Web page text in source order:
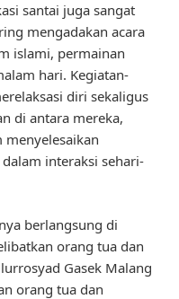
santai juga sangat
mengadakan acara
islami, permainan
hari. Kegiatan-
diri sekaligus
di antara mereka,
interaksi sehari-
berlangsung di
orang tua dan
Gasek Malang
orang tua dan